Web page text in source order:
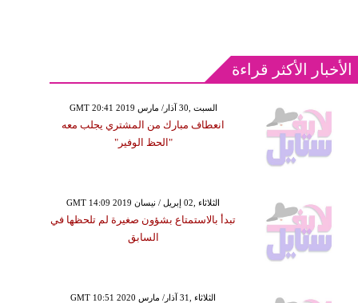
الأخبار الأكثر قراءة
GMT 20:41 2019 السبت ,30 آذار/ مارس
انعطاف مبارك من المشتري يجلب معه
"الحظ الوفير"
GMT 14:09 2019 الثلاثاء ,02 إبريل / نيسان
تبدأ بالاستمتاع بشؤون صغيرة لم تلحظها في
السابق
GMT 10:51 2020 الثلاثاء ,31 آذار/ مارس